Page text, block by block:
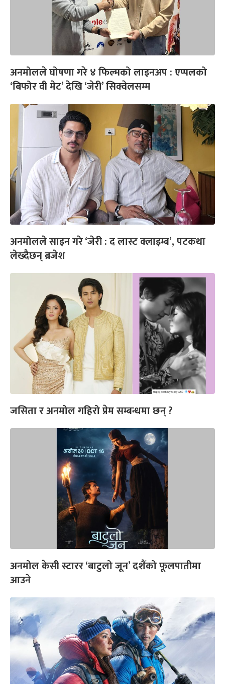
अनमोलले घोषणा गरे ४ फिल्मको लाइनअप : एप्पलको
‘बिफोर वी मेट’ देखि ‘जेरी’ सिक्वेलसम्म
अनमोलले साइन गरे ‘जेरी : द लास्ट क्लाइम्ब’, पटकथा
लेख्दैछन् ब्रजेश
जसिता र अनमोल गहिरो प्रेम सम्बन्धमा छन् ?
अनमोल केसी स्टारर ‘बाटुलो जून’ दशैंको फूलपातीमा
आउने